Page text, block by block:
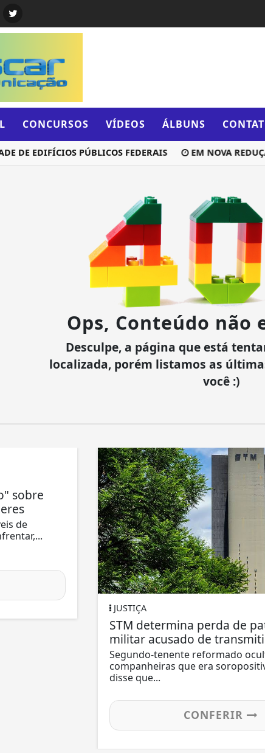
CONCURSOS VÍDEOS ÁLBUNS
DE EDIFÍCIOS PÚBLICOS FEDERAIS EM NOVA
Ops, Conteúdo não
Desculpe, a página que está
localizada, porém listamos as
você :)
sobre
de
JUSTIÇA
STM determina perda de
militar acusado de
Segundo-tenente reformado
companheiras que era
disse que...
CONFERIR